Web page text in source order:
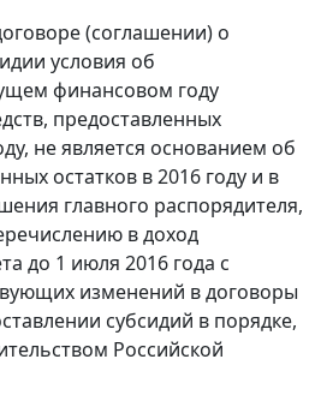
(соглашении) о
условия об
финансовом году
предоставленных
не является основанием об
остатков в 2016 году и в
главного распорядителя,
в доход
до 1 июля 2016 года с
изменений в договоры
субсидий в порядке,
Российской